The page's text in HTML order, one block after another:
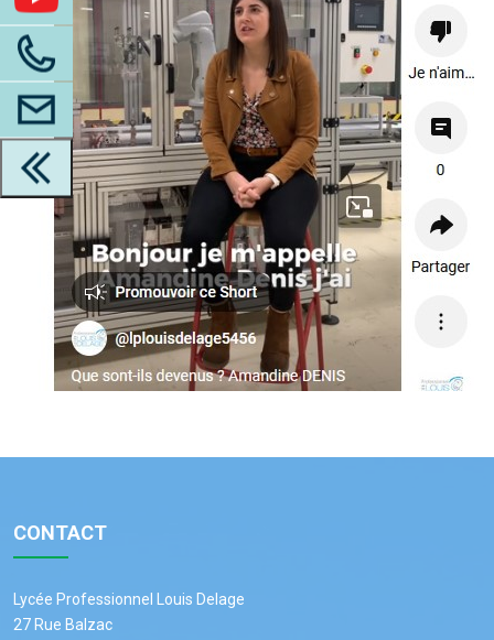
CONTACT
Lycée Professionnel Louis Delage
27 Rue Balzac